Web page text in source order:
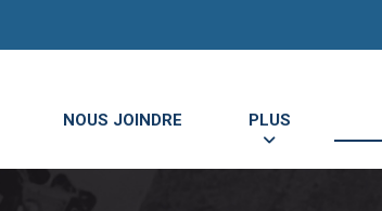
NOUS JOINDRE PLUS